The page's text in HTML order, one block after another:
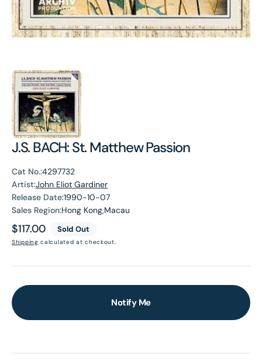
J.S. BACH: St. Matthew Passion
Cat No.:4297732
Artist:John Eliot Gardiner
Release Date:1990-10-07
Sales Region:Hong Kong,Macau
Regular
price
$117.00 Sold Out
Shipping calculated at checkout.
Notify Me